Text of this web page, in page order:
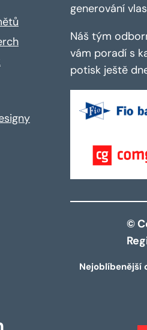
generování
Náš tým
vám poradí s
potisk ještě
©
Nejoblíbenější